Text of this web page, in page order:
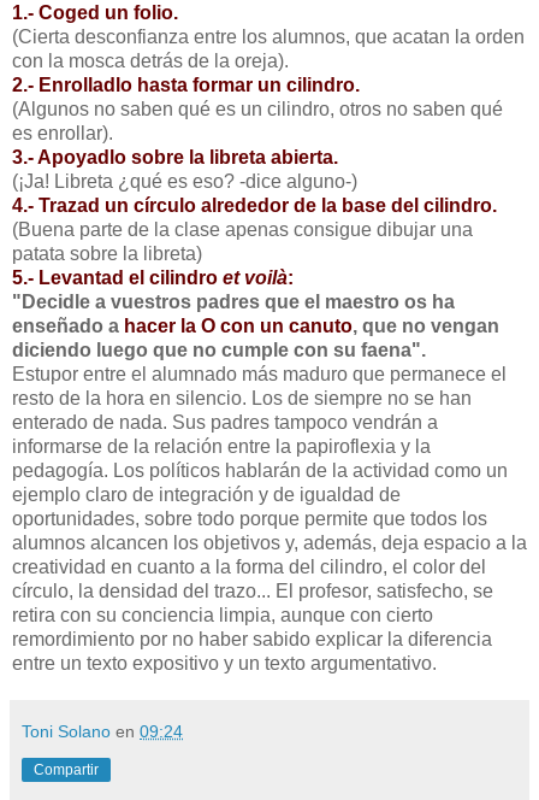
1.- Coged un folio.
(Cierta desconfianza entre los alumnos, que acatan la orden
con la mosca detrás de la oreja).
2.- Enrolladlo hasta formar un cilindro.
(Algunos no saben qué es un cilindro, otros no saben qué
es enrollar).
3.- Apoyadlo sobre la libreta abierta.
(¡Ja! Libreta ¿qué es eso? -dice alguno-)
4.- Trazad un círculo alrededor de la base del cilindro.
(Buena parte de la clase apenas consigue dibujar una
patata sobre la libreta)
5.- Levantad el cilindro et voilà:
"Decidle a vuestros padres que el maestro os ha
enseñado a hacer la O con un canuto, que no vengan
diciendo luego que no cumple con su faena".
Estupor entre el alumnado más maduro que permanece el
resto de la hora en silencio. Los de siempre no se han
enterado de nada. Sus padres tampoco vendrán a
informarse de la relación entre la papiroflexia y la
pedagogía. Los políticos hablarán de la actividad como un
ejemplo claro de integración y de igualdad de
oportunidades, sobre todo porque permite que todos los
alumnos alcancen los objetivos y, además, deja espacio a la
creatividad en cuanto a la forma del cilindro, el color del
círculo, la densidad del trazo... El profesor, satisfecho, se
retira con su conciencia limpia, aunque con cierto
remordimiento por no haber sabido explicar la diferencia
entre un texto expositivo y un texto argumentativo.
Toni Solano en 09:24
Compartir